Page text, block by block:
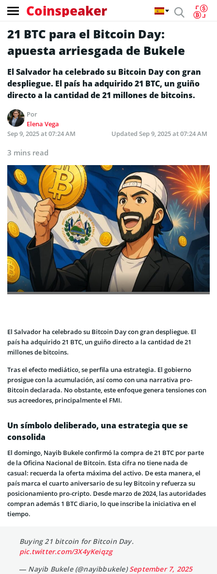
Coinspeaker
21 BTC para el Bitcoin Day:
apuesta arriesgada de Bukele
El Salvador ha celebrado su Bitcoin Day con gran
despliegue. El país ha adquirido 21 BTC, un guiño
directo a la cantidad de 21 millones de bitcoins.
Por
Elena Vega
Sep 9, 2025 at 07:24 AM
Updated Sep 9, 2025 at 07:24 AM
3 mins read
El Salvador ha celebrado su Bitcoin Day con gran despliegue. El
país ha adquirido 21 BTC, un guiño directo a la cantidad de 21
millones de bitcoins.
Tras el efecto mediático, se perfila una estrategia. El gobierno
prosigue con la acumulación, así como con una narrativa pro-
Bitcoin declarada. No obstante, este enfoque genera tensiones con
sus acreedores, principalmente el FMI.
Un símbolo deliberado, una estrategia que se
consolida
El domingo, Nayib Bukele confirmó la compra de 21 BTC por parte
de la Oficina Nacional de Bitcoin. Esta cifra no tiene nada de
casual: recuerda la oferta máxima del activo. De esta manera, el
país marca el cuarto aniversario de su ley Bitcoin y refuerza su
posicionamiento pro-cripto. Desde marzo de 2024, las autoridades
compran además 1 BTC diario, lo que inscribe la iniciativa en el
tiempo.
Buying 21 bitcoin for Bitcoin Day.
pic.twitter.com/3X4yKeiqzg
— Nayib Bukele (@nayibbukele)September 7, 2025